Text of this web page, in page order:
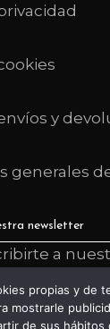
y
generales
a
sobre
recibir
propias y de
mostrarle
de sus hábitos